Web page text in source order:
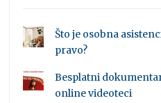
Što je osobna
pravo?
Besplatni
online videoteci